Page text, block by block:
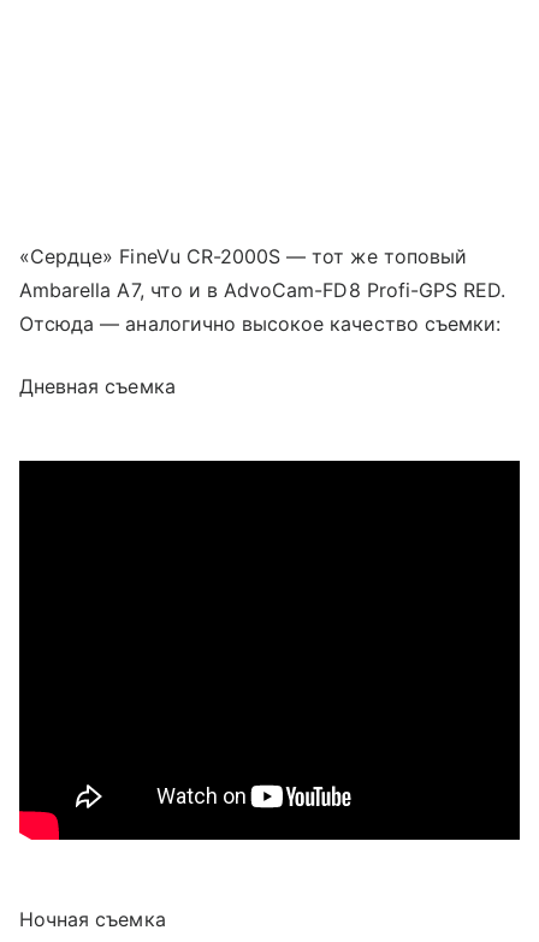
«Сердце» FineVu CR-2000S — тот же топовый
Ambarella A7, что и в AdvoCam-FD8 Profi-GPS RED.
Отсюда — аналогично высокое качество съемки:
Дневная съемка
Ночная съемка